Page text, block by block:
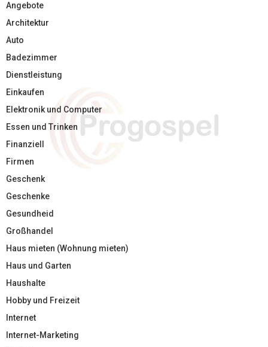
Angebote
Architektur
Auto
Badezimmer
Dienstleistung
Einkaufen
Elektronik und Computer
Essen und Trinken
Finanziell
Firmen
Geschenk
Geschenke
Gesundheid
Großhandel
Haus mieten (Wohnung mieten)
Haus und Garten
Haushalte
Hobby und Freizeit
Internet
Internet-Marketing